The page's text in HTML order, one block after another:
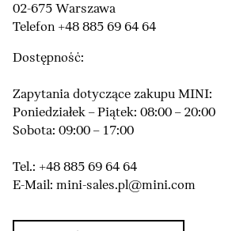
02-675 Warszawa
Telefon +48 885 69 64 64
Dostępność:
Zapytania dotyczące zakupu MINI:
Poniedziałek – Piątek: 08:00 – 20:00
Sobota: 09:00 – 17:00
Tel.: +48 885 69 64 64
E-Mail: mini-sales.pl@mini.com